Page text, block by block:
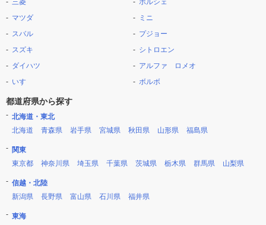
三菱
マツダ
スバル
スズキ
ダイハツ
いすゞ
ポルシェ
ミニ
プジョー
シトロエン
アルファ ロメオ
ボルボ
都道府県から探す
北海道・東北
北海道
青森県 岩手県 宮城県 秋田県 山形県 福島県
関東
東京都
神奈川県 埼玉県 千葉県 茨城県 栃木県 群馬県 山梨県
信越・北陸
新潟県
長野県 富山県 石川県 福井県
東海